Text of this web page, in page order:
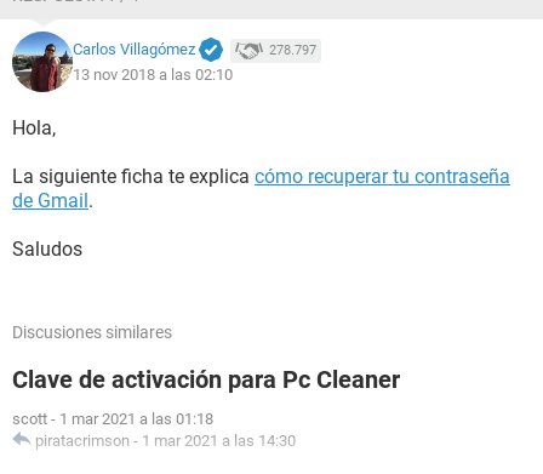
Carlos Villagómez 278.797
13 nov 2018 a las 02:10
Hola,
La siguiente ficha te explica cómo recuperar tu contraseña
de Gmail.
Saludos
Discusiones similares
Clave de activación para Pc Cleaner
scott - 1 mar 2021 a las 01:18
piratacrimson - 1 mar 2021 a las 14:30